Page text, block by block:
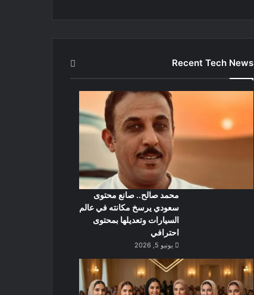
Recent Tech News
محمد صالح.. صانع محتوى
سعودي يرسخ مكانته في عالم
السيارات وتعديلها بمحتوى
احترافي
يونيو 5, 2026